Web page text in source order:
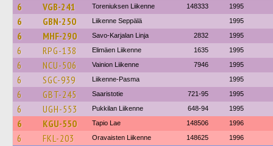
6 VGB-241 Toreniuksen Liikenne 148333 1995
6 GBN-250 Liikenne Seppälä 1995
6 MHF-290 Savo-Karjalan Linja 2832 1995
6 RPG-138 Elimäen Liikenne 1635 1995
6 NCU-506 Vainion Liikenne 7946 1995
6 SGC-939 Liikenne-Pasma 1995
6 GBT-245 Saaristotie 721-95 1995
6 UGH-553 Pukkilan Liikenne 648-94 1995
6 KGU-550 Tapio Lae 148506 1996
6 FKL-203 Oravaisten Liikenne 148625 1996